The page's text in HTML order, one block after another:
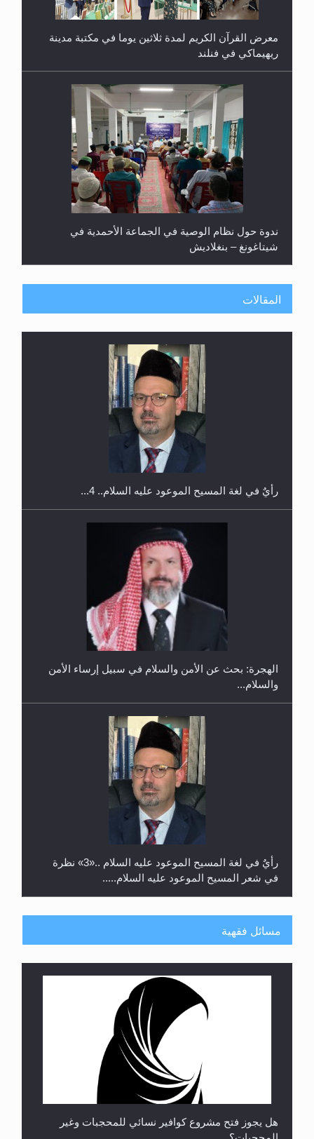
معرض القرآن الكريم لمدة ثلاثين يوما في مكتبة مدينة
ريهيماكي في فنلند
ندوة حول نظام الوصية في الجماعة الأحمدية في
شيتاغونغ – بنغلاديش
اليوم الوطني الرياضي لمجلس أنصار الله في هولندا
إتمام حفظ القرآن الكريم لثلاثة طلاب من مدرسة الحفظ
المقالات
رأيٌ في لغة المسيح الموعود عليه السلام.. 4...
الهجرة: بحث عن الأمن والسلام في سبيل إرساء الأمن
والسلام...
رأيٌ في لغة المسيح الموعود عليه السلام ..«3» نظرة
في شعر المسيح الموعود عليه السلام.....
**الحصن الحصين من وساوس المعارضين ...**...
مسائل فقهية
هل يجوز فتح مشروع كوافير نسائي للمحجبات وغير